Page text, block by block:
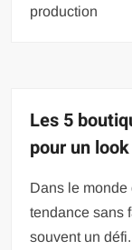
production
Les 5
pour un
Dans le monde
tendance sans
souvent un